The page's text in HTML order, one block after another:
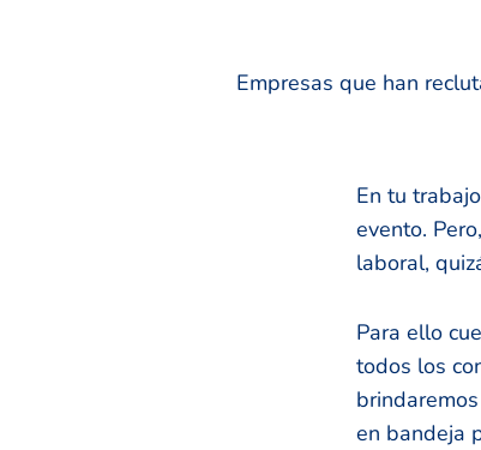
Empresas que han
En tu
evento.
laboral,
Para ello
todos los
en bandeja